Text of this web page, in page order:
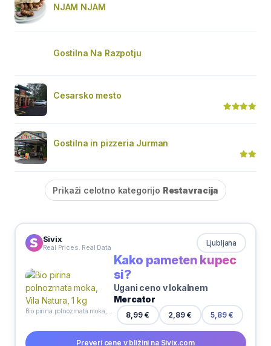
NJAM NJAM
Gostilna Na Razpotju
Cesarsko mesto
Gostilna in pizzeria Jurman
Prikaži celotno kategorijo Restavracija
Sivix
Real Prices. Real Data Ljubljana
Kako pameten kupec
si?
Ugani ceno v lokalnem
Mercator
8,99 € 2,89 € 5,89 €
Preveri cene v bližini na Sivix.com